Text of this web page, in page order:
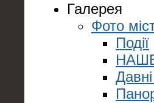
Галерея
Фото
Події